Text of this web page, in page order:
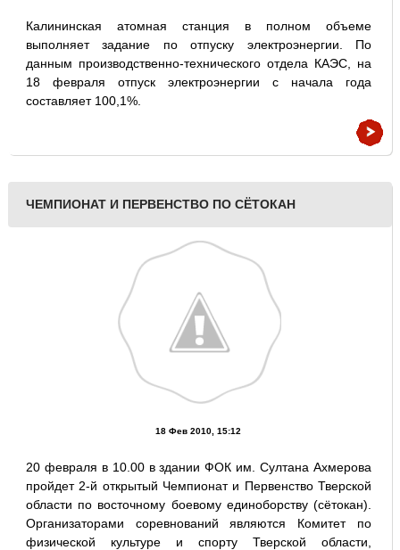
Калининская атомная станция в полном объеме
выполняет задание по отпуску электроэнергии. По
данным производственно-технического отдела КАЭС, на
18 февраля отпуск электроэнергии с начала года
составляет 100,1%.
ЧЕМПИОНАТ И ПЕРВЕНСТВО ПО СЁТОКАН
18 Фев 2010, 15:12
20 февраля в 10.00 в здании ФОК им. Султана Ахмерова
пройдет 2-й открытый Чемпионат и Первенство Тверской
области по восточному боевому единоборству (сётокан).
Организаторами соревнований являются Комитет по
физической культуре и спорту Тверской области,